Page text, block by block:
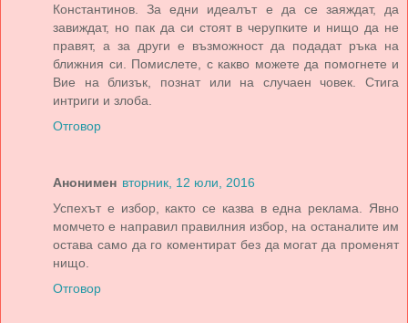
Константинов. За едни идеалът е да се заяждат, да
завиждат, но пак да си стоят в черупките и нищо да не
правят, а за други е възможност да подадат ръка на
ближния си. Помислете, с какво можете да помогнете и
Вие на близък, познат или на случаен човек. Стига
интриги и злоба.
Отговор
Анонимен вторник, 12 юли, 2016
Успехът е избор, както се казва в една реклама. Явно
момчето е направил правилния избор, на останалите им
остава само да го коментират без да могат да променят
нищо.
Отговор